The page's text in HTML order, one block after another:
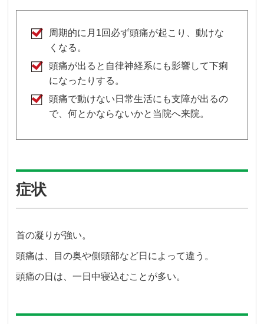
周期的に月1回必ず頭痛が起こり、動けな
くなる。
頭痛が出ると自律神経系にも影響して下痢
になったりする。
頭痛で動けない日常生活にも支障が出るの
で、何とかならないかと当院へ来院。
症状
首の凝りが強い。
頭痛は、目の奥や側頭部など日によって違う。
頭痛の日は、一日中寝込むことが多い。